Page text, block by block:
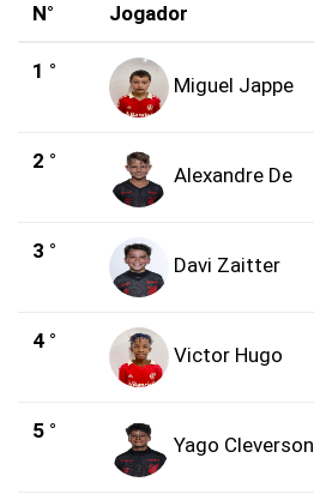
N° Jogador
1 °
Miguel Jappe
2 °
Alexandre De
3 °
Davi Zaitter
4 °
Victor Hugo
5 °
Yago Cleverson